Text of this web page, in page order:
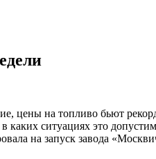
цены на топливо бьют
каких ситуациях это
на запуск завода